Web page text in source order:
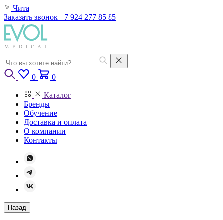
Чита
Заказать звонок +7 924 277 85 85
0 0
Каталог
Бренды
Обучение
Доставка и оплата
О компании
Контакты
Назад